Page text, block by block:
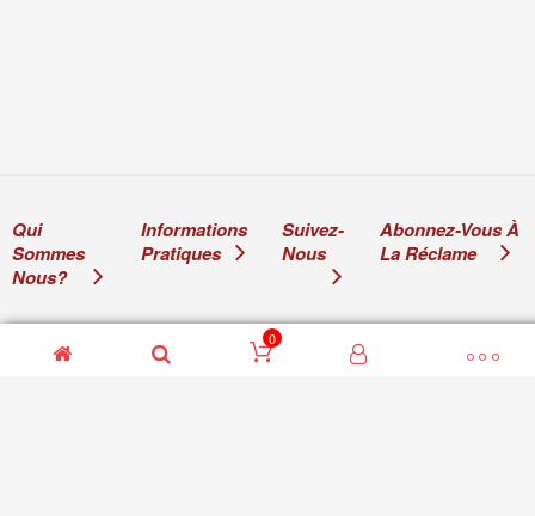
Qui
Sommes
Nous?
Informations
Pratiques
Suivez-
Nous
Abonnez-Vous À
La Réclame
0